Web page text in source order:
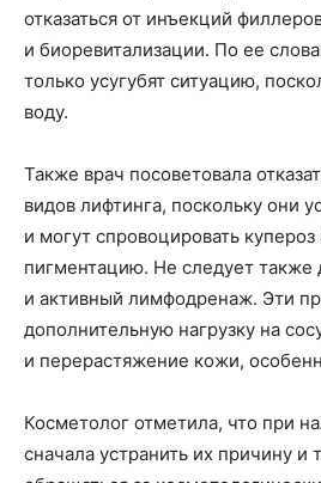
отказаться от инъекций
и биоревитализации. По ее
только усугубят ситуацию,
воду.
Также врач посоветовала
видов лифтинга, поскольку они
и могут спровоцировать
пигментацию. Не следует также
и активный лимфодренаж. Эти
дополнительную нагрузку на
и перерастяжение кожи,
Косметолог отметила, что при
сначала устранить их причину и